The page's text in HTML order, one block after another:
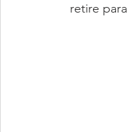
retire para